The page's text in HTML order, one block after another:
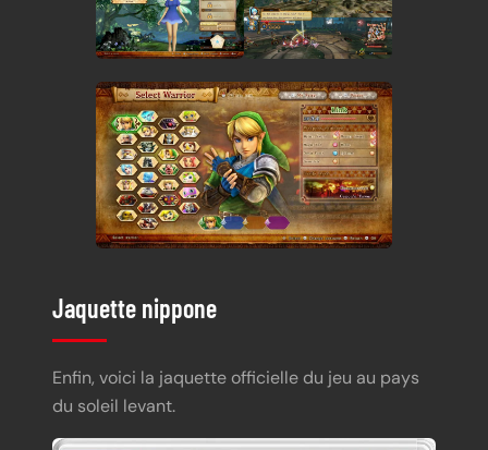
Jaquette nippone
Enfin, voici la jaquette officielle du jeu au pays
du soleil levant.